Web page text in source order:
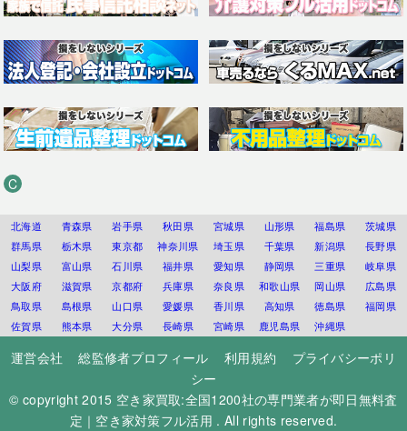
C
北海道 青森県 岩手県 秋田県 宮城県 山形県 福島県
茨城県
群馬県
栃木県 東京都 神奈川県 埼玉県 千葉県 新潟県
長野県
山梨県
富山県 石川県 福井県 愛知県 静岡県 三重県
岐阜県
大阪府
滋賀県 京都府 兵庫県 奈良県 和歌山県 岡山県
広島県
鳥取県
島根県 山口県 愛媛県 香川県 高知県 徳島県
福岡県
佐賀県
熊本県 大分県 長崎県 宮崎県 鹿児島県 沖縄県
運営会社 総監修者プロフィール 利用規約
プライバシーポリ
シー
© copyright 2015 空き家買取:全国1200社の専門業者が即日無料査
定｜空き家対策フル活用 . All rights reserved.